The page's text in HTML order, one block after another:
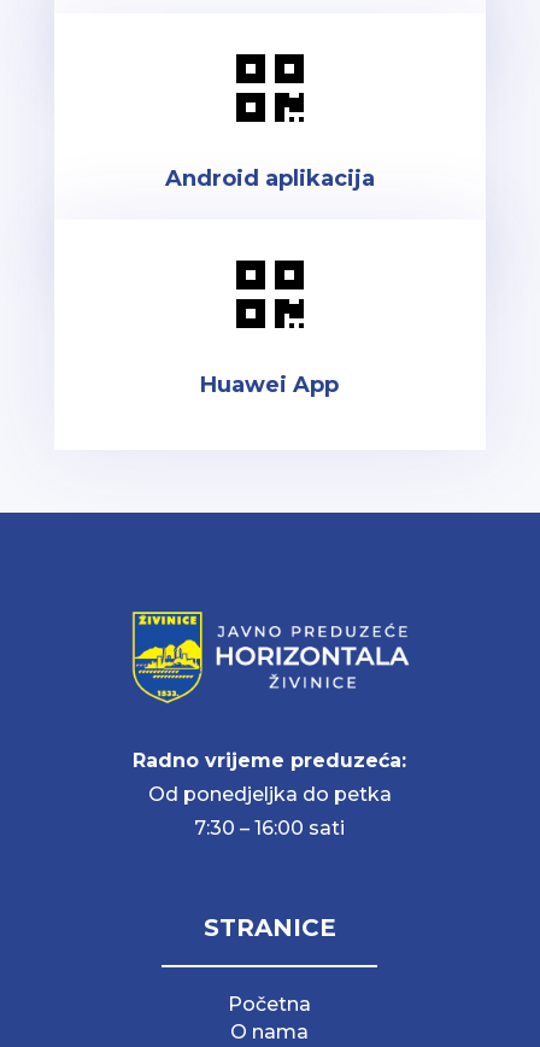

Android aplikacija

Huawei App
Radno vrijeme preduzeća:
Od ponedjeljka do petka
7:30 – 16:00 sati
STRANICE
Početna
O nama